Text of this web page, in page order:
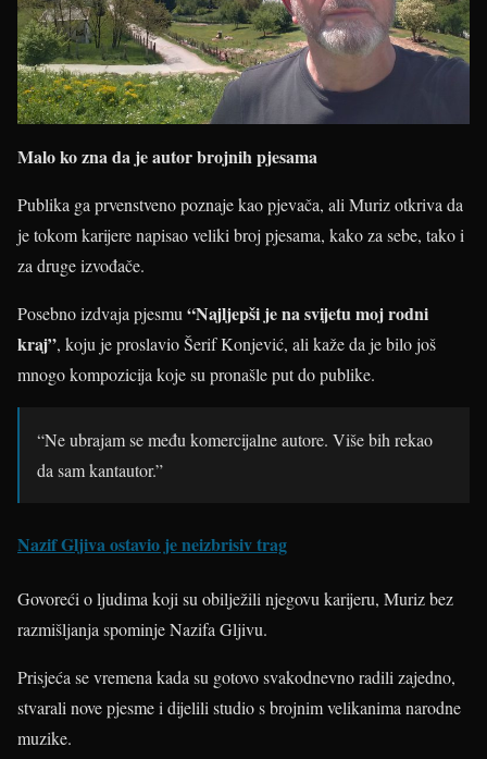
Malo ko zna da je autor brojnih pjesama
Publika ga prvenstveno poznaje kao pjevača, ali Muriz otkriva da
je tokom karijere napisao veliki broj pjesama, kako za sebe, tako i
za druge izvođače.
Posebno izdvaja pjesmu“Najljepši je na svijetu moj rodni
kraj”, koju je proslavio Šerif Konjević, ali kaže da je bilo još
mnogo kompozicija koje su pronašle put do publike.
“Ne ubrajam se među komercijalne autore. Više bih rekao
da sam kantautor.”
Nazif Gljiva ostavio je neizbrisiv trag
Govoreći o ljudima koji su obilježili njegovu karijeru, Muriz bez
razmišljanja spominje Nazifa Gljivu.
Prisjeća se vremena kada su gotovo svakodnevno radili zajedno,
stvarali nove pjesme i dijelili studio s brojnim velikanima narodne
muzike.